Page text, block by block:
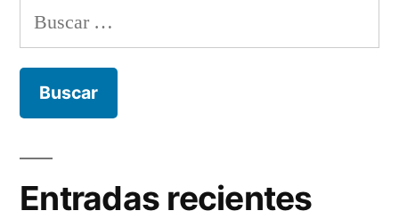
Buscar:
Entradas recientes